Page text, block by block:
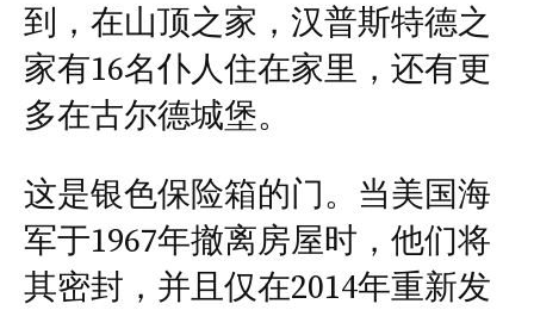
到，在山顶之家，汉普斯特德之
家有16名仆人住在家里，还有更
多在古尔德城堡。
这是银色保险箱的门。当美国海
军于1967年撤离房屋时，他们将
其密封，并且仅在2014年重新发